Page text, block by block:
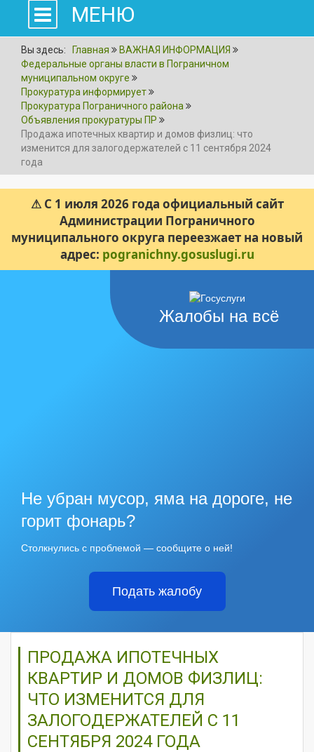
МЕНЮ
Вы здесь: Главная
ВАЖНАЯ ИНФОРМАЦИЯ
Федеральные органы власти в Пограничном
муниципальном округе
Прокуратура информирует
Прокуратура Пограничного района
Объявления прокуратуры ПР
Продажа ипотечных квартир и домов физлиц: что
изменится для залогодержателей с 11 сентября 2024
года
⚠ С 1 июля 2026 года официальный сайт
Администрации Пограничного
муниципального округа переезжает на новый
адрес: pogranichny.gosuslugi.ru
Жалобы на всё
Не убран мусор, яма на дороге, не
горит фонарь?
Столкнулись с проблемой — сообщите о ней!
Подать жалобу
ПРОДАЖА ИПОТЕЧНЫХ
КВАРТИР И ДОМОВ ФИЗЛИЦ:
ЧТО ИЗМЕНИТСЯ ДЛЯ
ЗАЛОГОДЕРЖАТЕЛЕЙ С 11
СЕНТЯБРЯ 2024 ГОДА